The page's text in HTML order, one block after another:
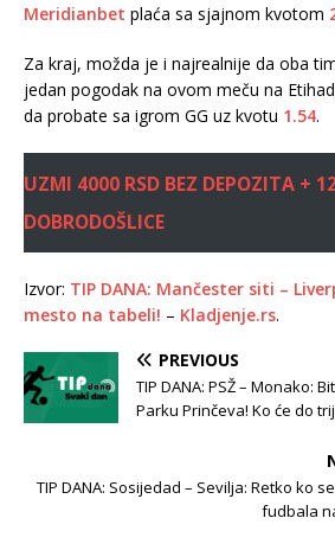
Meridianbet plaća sa sjajnom kvotom
Za kraj, možda je i najrealnije da oba
jedan pogodak na ovom meču na
da probate sa igrom GG uz kvotu 1.54.
UZMI 4000 RSD BEZ DEPOZITA +
DOBRODOŠLICE
Izvor: TIP DANA: Mančester siti –
mesto na tabeli! – Kladjenje.rs.
PREVIOUS
TIP DANA: PSŽ – Monako:
Parku Prinčeva! Ko će do
TIP DANA: Sosijedad – Sevilja: Retko ko
fudbala